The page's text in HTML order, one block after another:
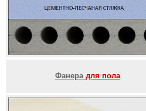
Фанера для пола